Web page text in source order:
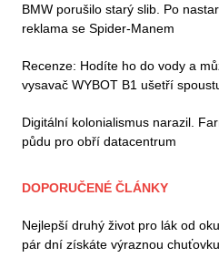
BMW porušilo starý slib. Po
reklama se Spider-Manem
Recenze: Hodíte ho do vody a
vysavač WYBOT B1 ušetří
Digitální kolonialismus narazil.
půdu pro obří datacentrum
DOPORUČENÉ ČLÁNKY
Nejlepší druhý život pro lák od
pár dní získáte výraznou